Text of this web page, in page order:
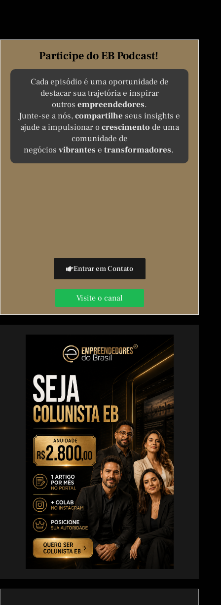
Participe do EB Podcast!
Cada episódio é uma oportunidade de
destacar sua trajetória e inspirar
outrosempreendedores.
Junte-se a nós,compartilhe seus insights e
ajude a impulsionar ocrescimento de uma
comunidade de
negócios vibrantes e transformadores.
Entrar em Contato
Visite o canal